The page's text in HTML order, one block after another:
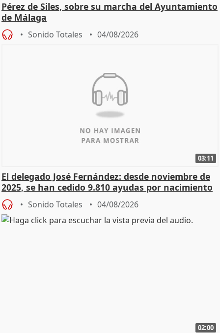
Pérez de Siles, sobre su marcha del Ayuntamiento
de Málaga
Sonido Totales 04/08/2026
03:11
El delegado José Fernández: desde noviembre de
2025, se han cedido 9.810 ayudas por nacimiento
Sonido Totales 04/08/2026
02:00